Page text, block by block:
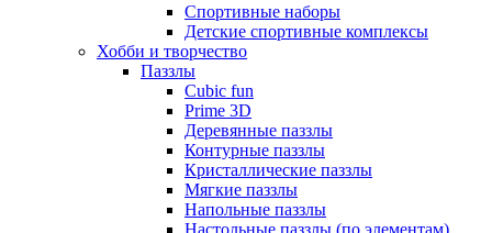
Спортивные наборы
Детские спортивные комплексы
Хобби и творчество
Паззлы
Cubic fun
Prime 3D
Деревянные паззлы
Контурные паззлы
Кристаллические паззлы
Мягкие паззлы
Напольные паззлы
Настольные паззлы (по элементам)